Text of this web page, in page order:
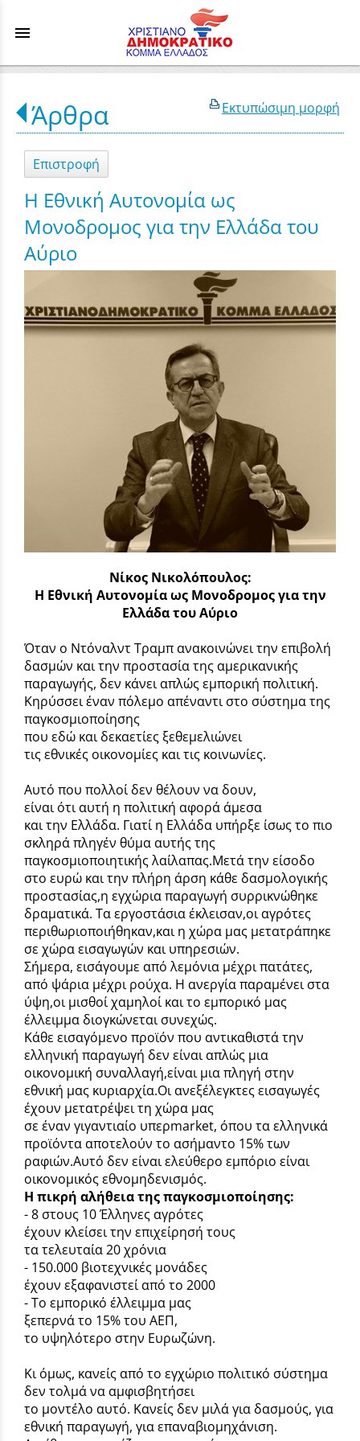
menu
Εκτυπώσιμη μορφή
Άρθρα
Επιστροφή
Η Εθνική Αυτονομία ως
Μονοδρομος για την Ελλάδα του
Αύριο
Νίκος Νικολόπουλος:
Η Εθνική Αυτονομία ως Μονοδρομος για την
Ελλάδα του Αύριο
Όταν ο Ντόναλντ Τραμπ ανακοινώνει την επιβολή
δασμών και την προστασία της αμερικανικής
παραγωγής, δεν κάνει απλώς εμπορική πολιτική.
Κηρύσσει έναν πόλεμο απέναντι στο σύστημα της
παγκοσμιοποίησης
που εδώ και δεκαετίες ξεθεμελιώνει
τις εθνικές οικονομίες και τις κοινωνίες.
Αυτό που πολλοί δεν θέλουν να δουν,
είναι ότι αυτή η πολιτική αφορά άμεσα
και την Ελλάδα. Γιατί η Ελλάδα υπήρξε ίσως το πιο
σκληρά πληγέν θύμα αυτής της
παγκοσμιοποιητικής λαίλαπας.Μετά την είσοδο
στο ευρώ και την πλήρη άρση κάθε δασμολογικής
προστασίας,η εγχώρια παραγωγή συρρικνώθηκε
δραματικά. Τα εργοστάσια έκλεισαν,οι αγρότες
περιθωριοποιήθηκαν,και η χώρα μας μετατράπηκε
σε χώρα εισαγωγών και υπηρεσιών.
Σήμερα, εισάγουμε από λεμόνια μέχρι πατάτες,
από ψάρια μέχρι ρούχα. Η ανεργία παραμένει στα
ύψη,οι μισθοί χαμηλοί και το εμπορικό μας
έλλειμμα διογκώνεται συνεχώς.
Κάθε εισαγόμενο προϊόν που αντικαθιστά την
ελληνική παραγωγή δεν είναι απλώς μια
οικονομική συναλλαγή,είναι μια πληγή στην
εθνική μας κυριαρχία.Οι ανεξέλεγκτες εισαγωγές
έχουν μετατρέψει τη χώρα μας
σε έναν γιγαντιαίο υπερmarket, όπου τα ελληνικά
προϊόντα αποτελούν το ασήμαντο 15% των
ραφιών.Αυτό δεν είναι ελεύθερο εμπόριο είναι
οικονομικός εθνομηδενισμός.
Η πικρή αλήθεια της παγκοσμιοποίησης:
- 8 στους 10 Έλληνες αγρότες
έχουν κλείσει την επιχείρησή τους
τα τελευταία 20 χρόνια
- 150.000 βιοτεχνικές μονάδες
έχουν εξαφανιστεί από το 2000
- Το εμπορικό έλλειμμα μας
ξεπερνά το 15% του ΑΕΠ,
το υψηλότερο στην Ευρωζώνη.
Κι όμως, κανείς από το εγχώριο πολιτικό σύστημα
δεν τολμά να αμφισβητήσει
το μοντέλο αυτό. Κανείς δεν μιλά για δασμούς, για
εθνική παραγωγή, για επαναβιομηχάνιση.